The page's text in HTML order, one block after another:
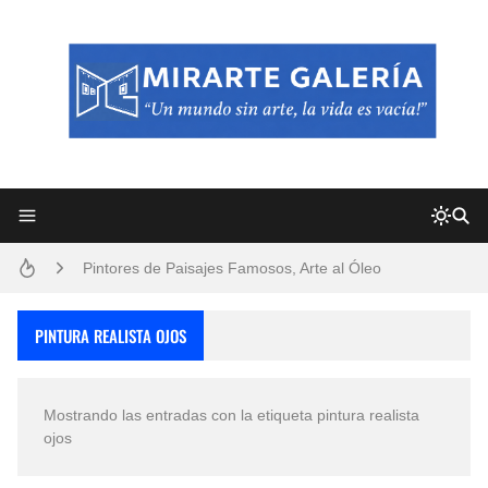
Pintores de Paisajes Famosos, Arte al Óleo
PINTURA REALISTA OJOS
Mostrando las entradas con la etiqueta pintura realista
ojos